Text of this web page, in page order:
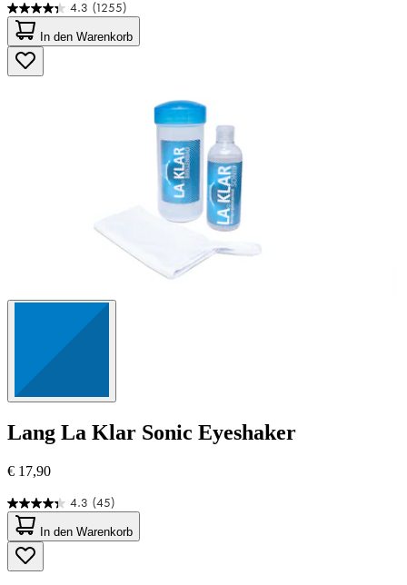
4.3 (1255)
4.3
von
5
Sternen.
1255
In den Warenkorb
Lang La Klar Sonic Eyeshaker
€ 17,90
4.3 (45)
4.3
von
5
Sternen.
45
In den Warenkorb